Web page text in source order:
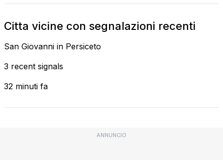
Citta vicine con segnalazioni recenti
San Giovanni in Persiceto
3 recent signals
32 minuti fa
ANNUNCIO